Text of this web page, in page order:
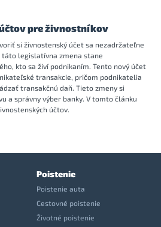
pre živnostníkov
si živnostenský účet sa nezadržateľne
táto legislatívna zmena stane
kto sa živí podnikaním. Tento nový účet
transakcie, pričom podnikatelia
transakčnú daň. Tieto zmeny si
a správny výber banky. V tomto článku
účtov.
Poistenie
Poistenie auta
Cestovné poistenie
Životné poistenie